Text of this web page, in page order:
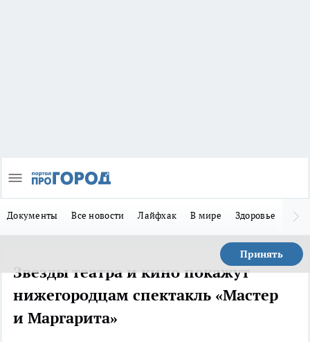
Документы Все новости Лайфхак В мире Здоровье
Принять
Звезды театра и кино покажут
нижегородцам спектакль «Мастер
и Маргарита»